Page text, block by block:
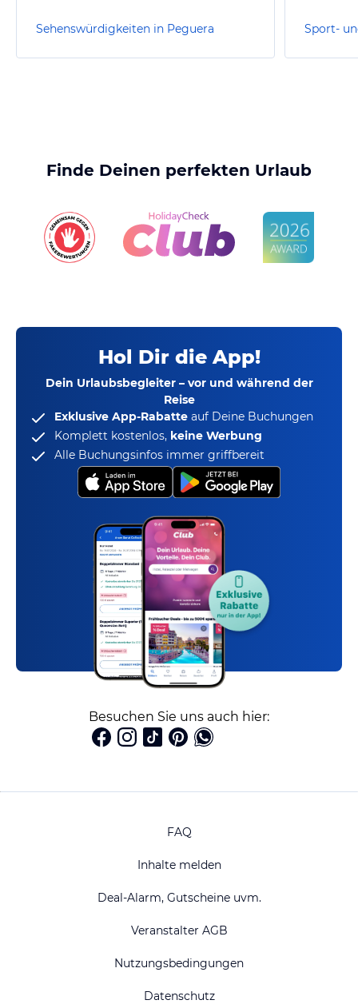
Sehenswürdigkeiten in Peguera
Finde Deinen perfekten Urlaub
Hol Dir die App!
Dein Urlaubsbegleiter – vor und während der
Reise
Exklusive App-Rabatte auf Deine Buchungen
Komplett kostenlos, keine Werbung
Alle Buchungsinfos immer griffbereit
Besuchen Sie uns auch hier:
FAQ
Inhalte melden
Deal-Alarm, Gutscheine uvm.
Veranstalter AGB
Nutzungsbedingungen
Datenschutz